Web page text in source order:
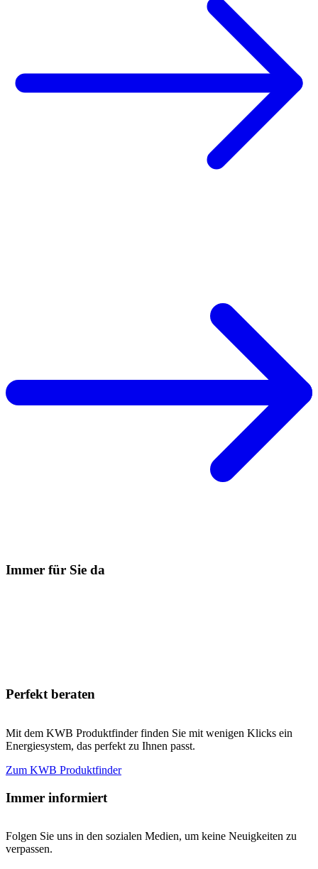
Immer für Sie da
Perfekt beraten
Mit dem KWB Produktfinder finden Sie mit wenigen Klicks ein
Energiesystem, das perfekt zu Ihnen passt.
Zum KWB Produktfinder
Immer informiert
Folgen Sie uns in den sozialen Medien, um keine Neuigkeiten zu
verpassen.